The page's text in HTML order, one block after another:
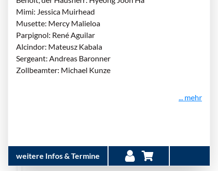
Mimi: Jessica Muirhead
Musette: Mercy Malieloa
Parpignol: René Aguilar
Alcindor: Mateusz Kabala
Sergeant: Andreas Baronner
Zollbeamter: Michael Kunze
... mehr
weitere Infos & Termine